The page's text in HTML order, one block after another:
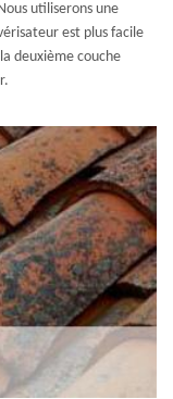
utiliserons une
est plus facile
deuxième couche